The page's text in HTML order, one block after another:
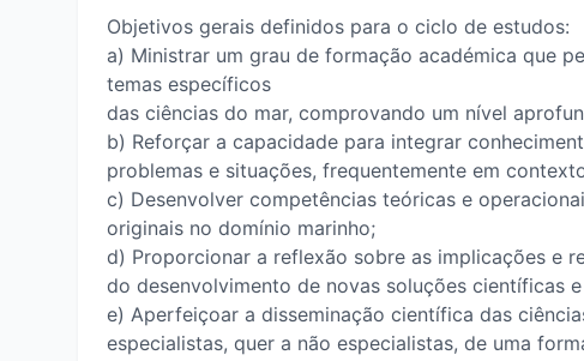
Objetivos gerais definidos para o ciclo de estudos:
a) Ministrar um grau de formação académica que
temas específicos
das ciências do mar, comprovando um nível
b) Reforçar a capacidade para integrar
problemas e situações, frequentemente em
c) Desenvolver competências teóricas e
originais no domínio marinho;
d) Proporcionar a reflexão sobre as implicações e
do desenvolvimento de novas soluções científicas
e) Aperfeiçoar a disseminação científica das
especialistas, quer a não especialistas, de uma